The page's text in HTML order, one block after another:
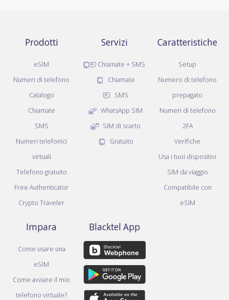
Prodotti
eSIM
Numeri di telefono
Catalogo
Chiamate
SMS
Numeri telefonici
virtuali
Telefono gratuito
Free Authenticator
Crypto Traveler
Servizi
Chiamate + SMS
Chiamate
SMS
WhatsApp SIM
SIM di scarto
Gratuito
Caratteristiche
Setup
Numero di telefono
prepagato
Numeri di telefono
2FA
Verifiche
Usa i tuoi dispositivi
SIM da viaggio
Compatibile con
eSIM
Impara
Come usare una
eSIM
Come avviare il mio
telefono virtuale?
Blacktel App